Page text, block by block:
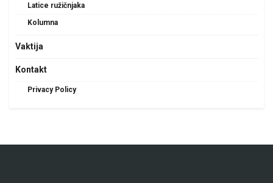
Latice ružičnjaka
Kolumna
Vaktija
Kontakt
Privacy Policy